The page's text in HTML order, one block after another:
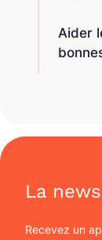
Aider
La
Recevez un